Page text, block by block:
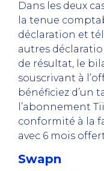
Dans les deux
la tenue
déclaration et
autres
de résultat, le
souscrivant à
bénéficiez d’un
l’abonnement
conformité à la
avec 6 mois
Swapn